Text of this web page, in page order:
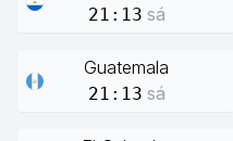
21:13 sá
Guatemala
21:13 sá